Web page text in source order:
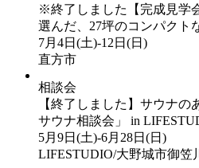
※終了しました【完成見学
選んだ、27坪のコンパクト
7月4日(土)-12日(日)
直方市
相談会
【終了しました】サウナの
サウナ相談会」 in
5月9日(土)-6月28日(日)
LIFESTUDIO/大野城市御笠